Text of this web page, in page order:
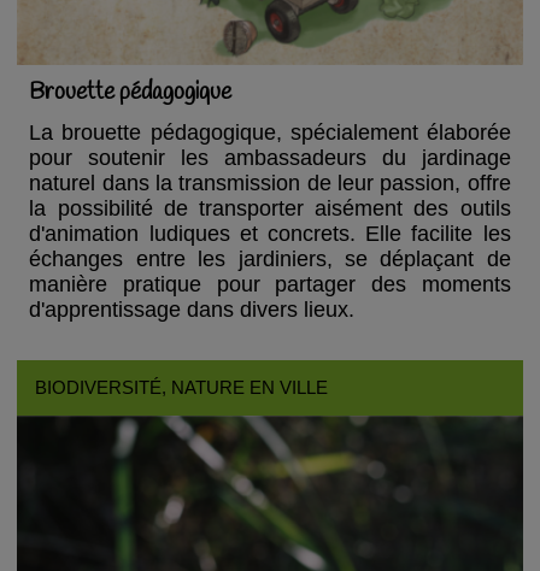
Brouette pédagogique
La brouette pédagogique, spécialement élaborée
pour soutenir les ambassadeurs du jardinage
naturel dans la transmission de leur passion, offre
la possibilité de transporter aisément des outils
d'animation ludiques et concrets. Elle facilite les
échanges entre les jardiniers, se déplaçant de
manière pratique pour partager des moments
d'apprentissage dans divers lieux.
BIODIVERSITÉ, NATURE EN VILLE